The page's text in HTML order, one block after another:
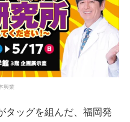
興業
タッグを組んだ、福岡発